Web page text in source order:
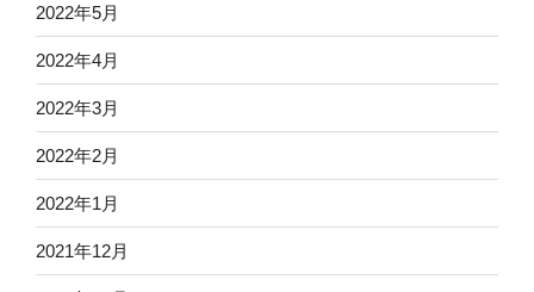
2022年5月
2022年4月
2022年3月
2022年2月
2022年1月
2021年12月